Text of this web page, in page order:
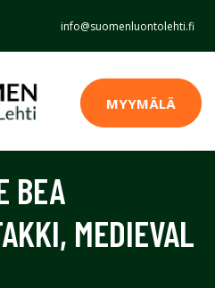
info@suomenluontolehti.fi
MYYMÄLÄ
BEA
MEDIEVAL